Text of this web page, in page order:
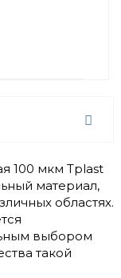
100 мкм Tplast
материал,
областях.
выбором
такой